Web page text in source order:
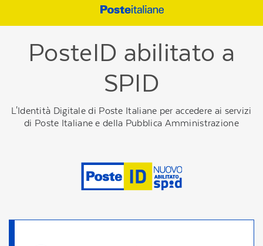
PosteID abilitato a
SPID
L'Identità Digitale di Poste Italiane per accedere ai servizi
di Poste Italiane e della Pubblica Amministrazione